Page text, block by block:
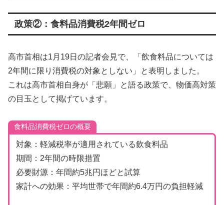
政策②：食料品消費税2年間ゼロ
高市首相は1月19日の記者会見で、「飲食料品については
2年間に限り消費税の対象としない」と表明しました。
これは高市首相自身が「悲願」と語る政策で、物価高対策
の目玉として掲げています。
食料品消費税ゼロの概要
対象：軽減税率が適用されている飲食料品
期間：2年間の時限措置
必要財源：年間約5兆円ほどと試算
家計への効果：平均世帯で年間約6.4万円の負担軽減